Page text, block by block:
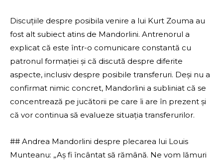
Discuțiile despre posibila venire a lui Kurt Zouma au
fost alt subiect atins de Mandorlini. Antrenorul a
explicat că este într-o comunicare constantă cu
patronul formației și că discută despre diferite
aspecte, inclusiv despre posibile transferuri. Deși nu a
confirmat nimic concret, Mandorlini a subliniat că se
concentrează pe jucătorii pe care îi are în prezent și
că vor continua să evalueze situația transferurilor.
## Andrea Mandorlini despre plecarea lui Louis
Munteanu: „Aș fi încântat să rămână. Ne vom lămuri